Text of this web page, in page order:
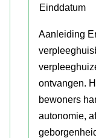
Einddatum
Aanleiding
ontvangen.
bewoners
autonomie,